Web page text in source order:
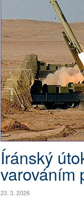
Íránský
varováním
23. 3. 2026